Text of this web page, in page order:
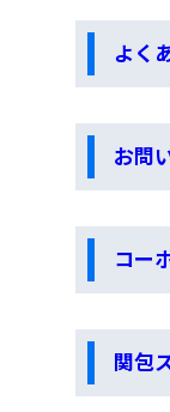
よく
お問
コー
関包